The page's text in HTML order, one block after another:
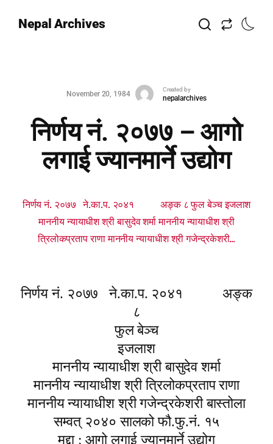
Nepal Archives
November 20, 1984
Created by
nepalarchives
निर्णय नं. २०७७ – आगो
लगाई ज्यानमार्ने उद्योग
निर्णय नं. २०७७ ने.का.प. २०४१ अङ्क ८ फुल बेञ्च इजलाश
माननीय न्यायाधीश श्री बासुदेव शर्मा माननीय न्यायाधीश श्री
त्रिलोकप्रताप राणा माननीय न्यायाधीश श्री गजेन्द्रकेशरी...
निर्णय नं. २०७७ ने.का.प. २०४१
अङ्क
८
फुल बेञ्च
इजलाश
माननीय न्यायाधीश श्री बासुदेव शर्मा
माननीय न्यायाधीश श्री त्रिलोकप्रताप राणा
माननीय न्यायाधीश श्री गजेन्द्रकेशरी बास्तोला
सम्वत् २०४० सालको फौ.फु.नं. १५
मुद्दा : आगो लगाई ज्यानमार्ने उद्योग